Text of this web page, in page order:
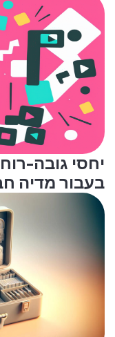
יחסי גובה-
בעבור מדיה